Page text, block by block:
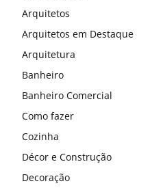
Arquitetos
Arquitetos em Destaque
Arquitetura
Banheiro
Banheiro Comercial
Como fazer
Cozinha
Décor e Construção
Decoração